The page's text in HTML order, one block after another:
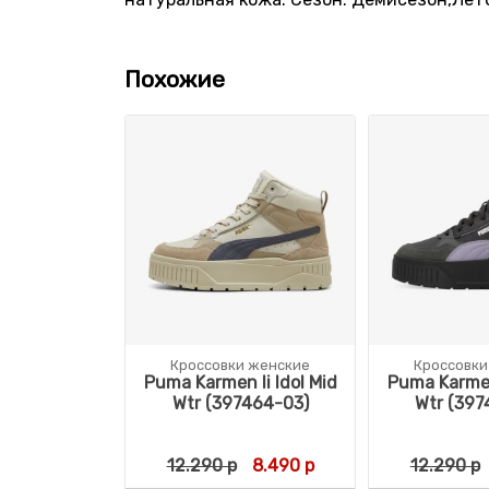
Похожие
Кроссовки женские
Puma Karmen Ii Idol Mid
Wtr (397464-03)
12.290р Первоначальная цена
8.490рТекущая цена:
Puma
Wtr
12.290р